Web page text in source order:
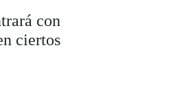
con
ciertos